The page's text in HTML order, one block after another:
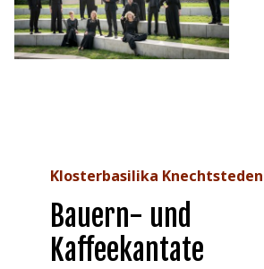
Klosterbasilika Knechtsteden
Bauern- und
Kaffeekantate